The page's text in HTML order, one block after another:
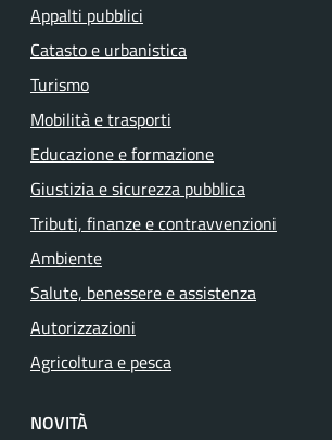
Appalti pubblici
Catasto e urbanistica
Turismo
Mobilità e trasporti
Educazione e formazione
Giustizia e sicurezza pubblica
Tributi, finanze e contravvenzioni
Ambiente
Salute, benessere e assistenza
Autorizzazioni
Agricoltura e pesca
NOVITÀ